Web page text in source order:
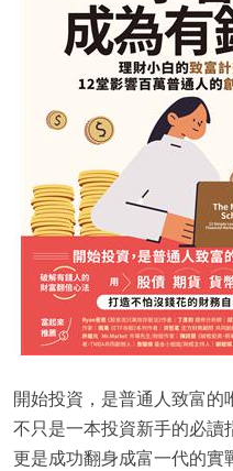
開始投資，是普通人致富的
不只是一本投資新手的必讀
更是成功翻身成富一代的實